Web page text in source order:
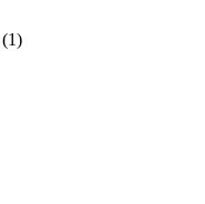
(1)